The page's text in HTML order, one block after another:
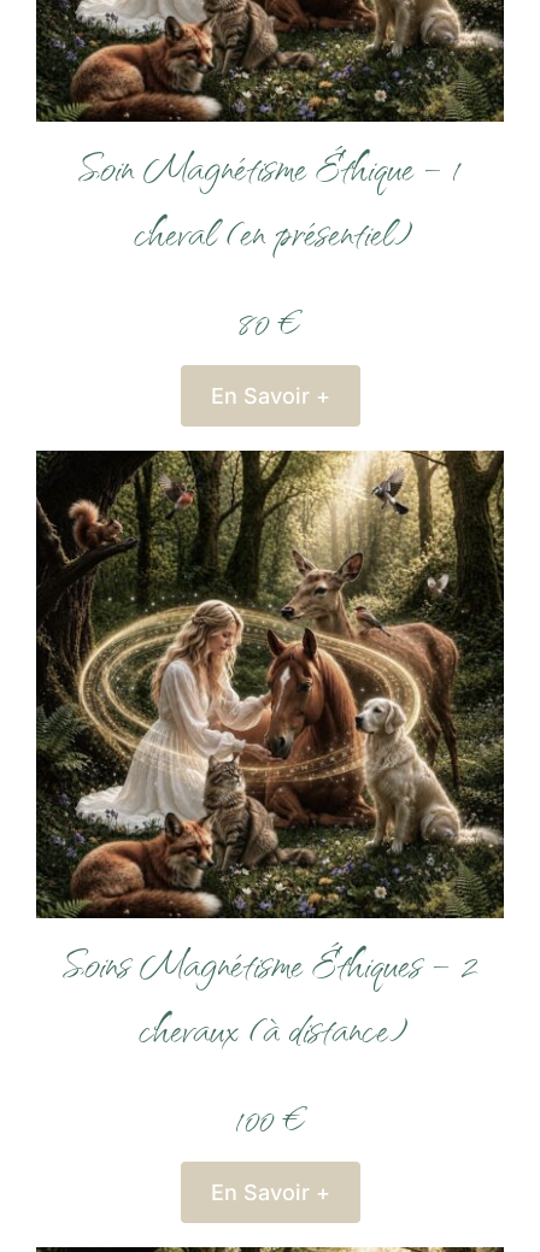
Soin Magnétisme Éthique – 1
cheval (en présentiel)
80 €
En Savoir +
Soins Magnétisme Éthiques – 2
chevaux (à distance)
100 €
En Savoir +